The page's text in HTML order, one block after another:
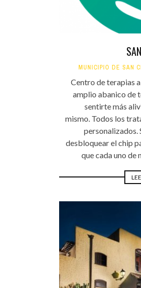
MUNICIPIO DE SAN
Centro de terapias
amplio abanico de
sentirte más
mismo. Todos los
personalizados.
desbloquear el chip
que cada uno de